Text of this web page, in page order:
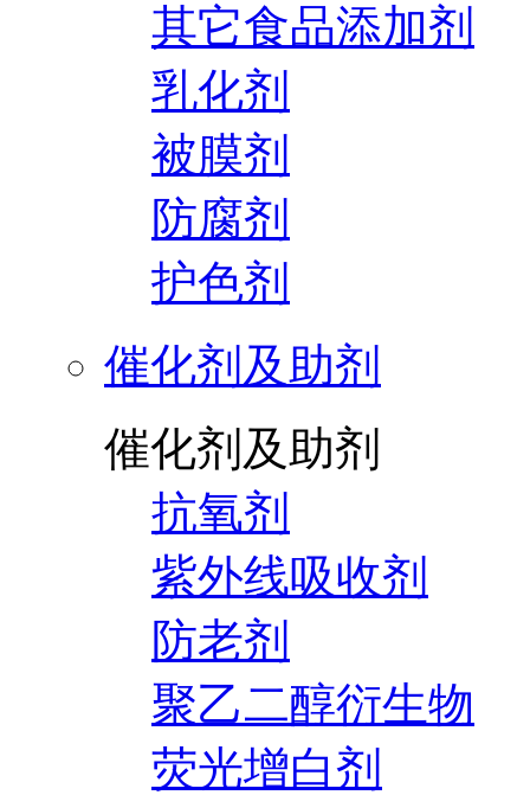
其它食品添加剂
乳化剂
被膜剂
防腐剂
护色剂
催化剂及助剂
催化剂及助剂
抗氧剂
紫外线吸收剂
防老剂
聚乙二醇衍生物
荧光增白剂